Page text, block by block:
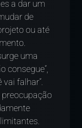
a dar um
de
ou até
uma
consegue”,
vai falhar”.
preocupação